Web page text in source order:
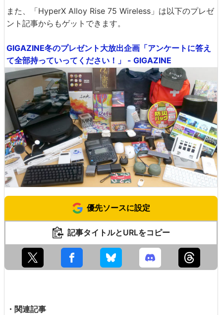
また、「HyperX Alloy Rise 75 Wireless」は以下のプレゼ
ント記事からもゲットできます。
GIGAZINE冬のプレゼント大放出企画「アンケートに答え
て全部持っていってください！」 - GIGAZINE
優先ソースに設定
記事タイトルとURLをコピー
・関連記事